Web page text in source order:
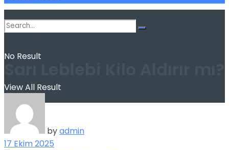
No Result
View All Result
byadmin
17 Ekim 2025